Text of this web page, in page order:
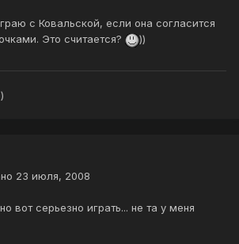
с Ковальской, если она согласится
Это считается?
))
23 июля, 2008
вот серьезно играть... не та у меня